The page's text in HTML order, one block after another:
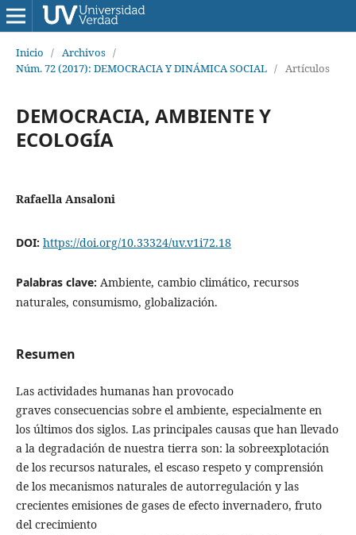
Inicio / Archivos /
Núm. 72 (2017): DEMOCRACIA Y DINÁMICA SOCIAL / Artículos
DEMOCRACIA, AMBIENTE Y
ECOLOGÍA
Rafaella Ansaloni
DOI: https://doi.org/10.33324/uv.v1i72.18
Palabras clave: Ambiente, cambio climático, recursos
naturales, consumismo, globalización.
Resumen
Las actividades humanas han provocado
graves consecuencias sobre el ambiente, especialmente en
los últimos dos siglos. Las principales causas que han llevado
a la degradación de nuestra tierra son: la sobreexplotación
de los recursos naturales, el escaso respeto y comprensión
de los mecanismos naturales de autorregulación y las
crecientes emisiones de gases de efecto invernadero, fruto
del crecimiento